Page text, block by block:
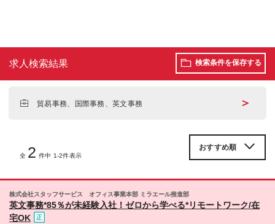
求人検索結果 検索条件を保存する
貿易事務、国際事務、英文事務 ＞
全 2 件中 1-2件表示
株式会社スタッフサービス オフィス事業本部 ミラエール推進部
英文事務*85％が未経験入社！ゼロから学べる*リモートワーク/在
宅OK